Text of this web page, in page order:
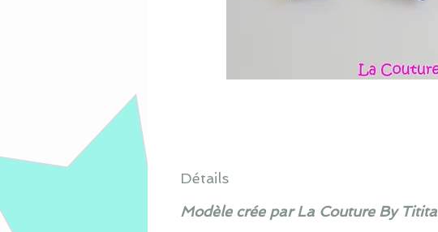
Détails
Modèle crée par La Couture By Titita